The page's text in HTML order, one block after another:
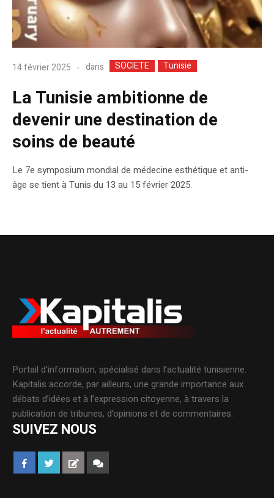
14 février 2025 dans SOCIETE Tunisie
La Tunisie ambitionne de
devenir une destination de
soins de beauté
Le 7e symposium mondial de médecine esthétique et anti-
âge se tient à Tunis du 13 au 15 février 2025.
Portail d’information, spécialisé dans l’actualité tunisienne.
Kapitalis accorde, par ailleurs, une grande importance aux
débats d’idées et à l’expression citoyenne, à travers la
publication de tribunes, d’opinions et de commentaires.
SUIVEZ NOUS